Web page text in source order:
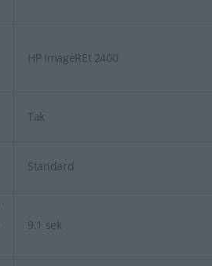
HP ImageREt 2400
Tak
Standard
9.1 sek